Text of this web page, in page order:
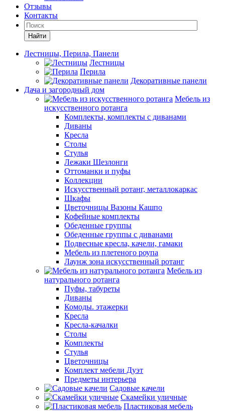
Отзывы
Контакты
Найти
Лестницы, Перила, Панели
Лестницы
Перила
Декоративные панели
Дача и загородный дом
Мебель из
искусственного ротанга
Комплекты, комплекты с диванами
Диваны
Кресла
Столы
Стулья
Лежаки Шезлонги
Оттоманки и пуфы
Коллекции
Искусственный ротанг, металлокаркас
Шкафы
Цветочницы Вазоны Кашпо
Кофейные комплекты
Обеденные группы
Обеденные группы с диванами
Подвесные кресла, качели, гамаки
Мебель из плетеного роупа
Лаунж зона искусственный ротанг
Мебель из
натурального ротанга
Пуфы, табуреты
Диваны
Комоды. этажерки
Кресла
Кресла-качалки
Столы
Комплекты
Стулья
Цветочницы
Комплект мебели Дуэт
Предметы интерьера
Садовые качели
Скамейки уличные
Пластиковая мебель